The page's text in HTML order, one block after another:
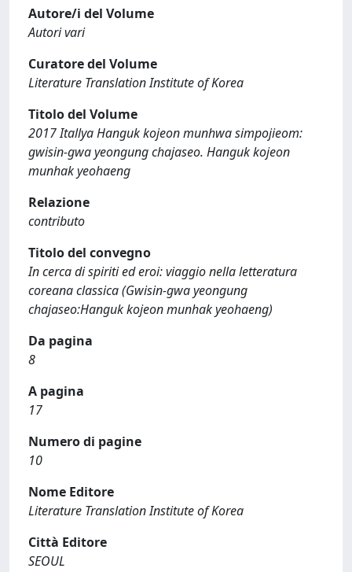
Autore/i del Volume
Autori vari
Curatore del Volume
Literature Translation Institute of Korea
Titolo del Volume
2017 Itallya Hanguk kojeon munhwa simpojieom:
gwisin-gwa yeongung chajaseo. Hanguk kojeon
munhak yeohaeng
Relazione
contributo
Titolo del convegno
In cerca di spiriti ed eroi: viaggio nella letteratura
coreana classica (Gwisin-gwa yeongung
chajaseo:Hanguk kojeon munhak yeohaeng)
Da pagina
8
A pagina
17
Numero di pagine
10
Nome Editore
Literature Translation Institute of Korea
Città Editore
SEOUL